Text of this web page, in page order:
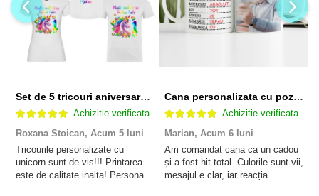
Set de 5 tricouri aniversare pentru nasi, parinti si copil, personalizate cu nume, varsta si mesaj "Motivul fericirii lor" model Unicorn
Achizitie verificata
Roxana Stoican, Acum 5 luni
Tricourile personalizate cu
unicorn sunt de vis!!! Printarea
este de calitate inalta! Personalul
Cana personalizata cu poza si model Pensionare
Achizitie verificata
Marian, Acum 6 luni
Am comandat cana ca un cadou
și a fost hit total. Culorile sunt vii,
mesajul e clar, iar reacția